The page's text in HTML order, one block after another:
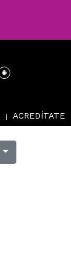
| ACREDÍTATE